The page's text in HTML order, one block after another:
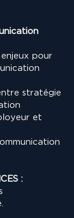
pour
stratégie
et
: